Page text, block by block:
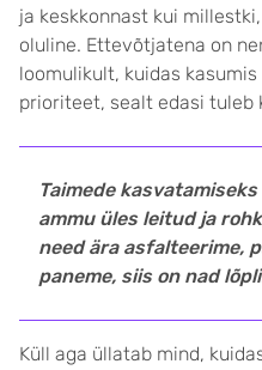
ja keskkonnast kui
oluline. Ettevõtjatena on
loomulikult, kuidas
prioriteet, sealt edasi tuleb
Taimede
ammu üles leitud ja
need ära asfalteerime,
paneme, siis on nad
Küll aga üllatab mind,